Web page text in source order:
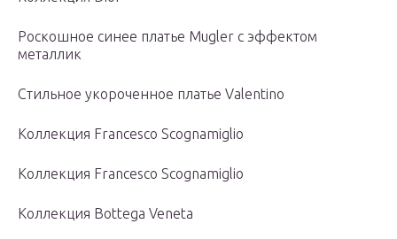
Роскошное синее платье Mugler с эффектом
металлик
Стильное укороченное платье Valentino
Коллекция Francesco Scognamiglio
Коллекция Francesco Scognamiglio
Коллекция Bottega Veneta